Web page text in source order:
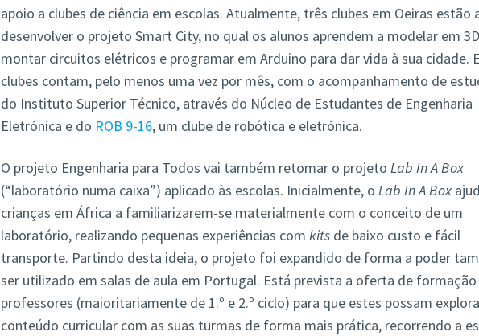
apoio a clubes de ciência em escolas. Atualmente, três clubes em Oeiras estão
desenvolver o projeto Smart City, no qual os alunos aprendem a modelar em
montar circuitos elétricos e programar em Arduino para dar vida à sua cidade.
clubes contam, pelo menos uma vez por mês, com o acompanhamento de
do Instituto Superior Técnico, através do Núcleo de Estudantes de Engenharia
Eletrónica e do ROB 9-16, um clube de robótica e eletrónica.
O projeto Engenharia para Todos vai também retomar o projeto Lab In A Box
(“laboratório numa caixa”) aplicado às escolas. Inicialmente, o Lab In A Box
crianças em África a familiarizarem-se materialmente com o conceito de um
laboratório, realizando pequenas experiências com kitsde baixo custo e fácil
transporte. Partindo desta ideia, o projeto foi expandido de forma a poder
ser utilizado em salas de aula em Portugal. Está prevista a oferta de formação
professores (maioritariamente de 1.º e 2.º ciclo) para que estes possam
conteúdo curricular com as suas turmas de forma mais prática, recorrendo a